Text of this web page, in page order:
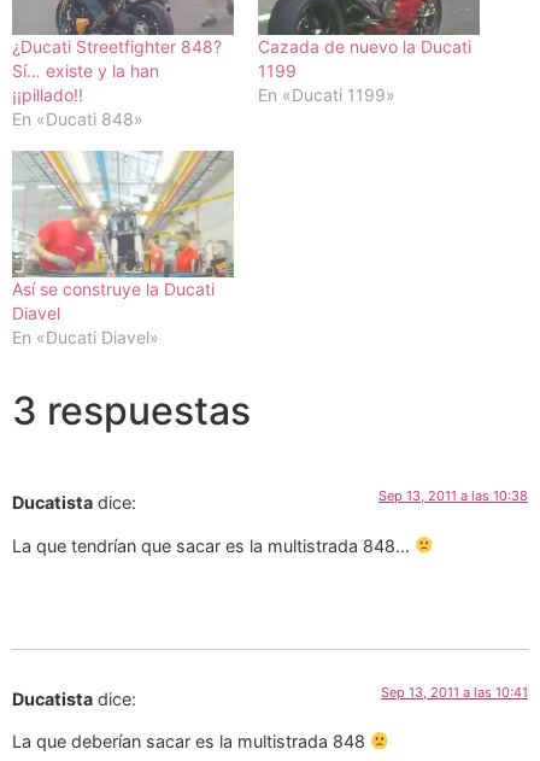
¿Ducati Streetfighter 848?
Sí… existe y la han
¡¡pillado!!
En «Ducati 848»
Cazada de nuevo la Ducati
1199
En «Ducati 1199»
Así se construye la Ducati
Diavel
En «Ducati Diavel»
3 respuestas
Ducatista dice: Sep 13, 2011 a las 10:38
La que tendrían que sacar es la multistrada 848…
Ducatista dice: Sep 13, 2011 a las 10:41
La que deberían sacar es la multistrada 848